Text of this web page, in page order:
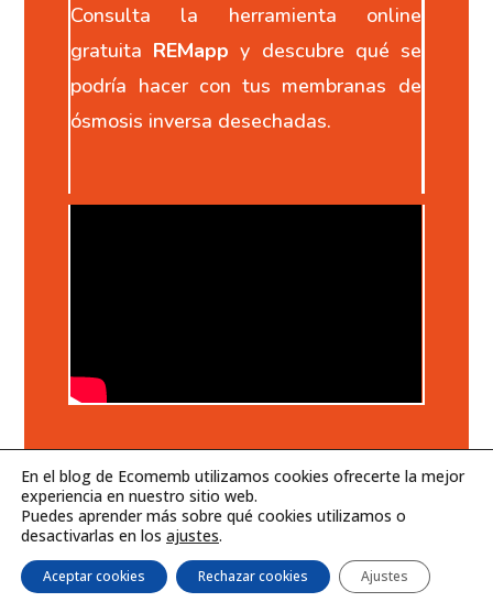
Consulta la herramienta online
gratuita REMappy descubre qué se
podría hacer con tus membranas de
ósmosis inversa desechadas.

En el blog de Ecomemb utilizamos cookies ofrecerte la mejor
experiencia en nuestro sitio web.
Puedes aprender más sobre qué cookies utilizamos o
desactivarlas en los ajustes.
Aceptar cookies Rechazar cookies Ajustes